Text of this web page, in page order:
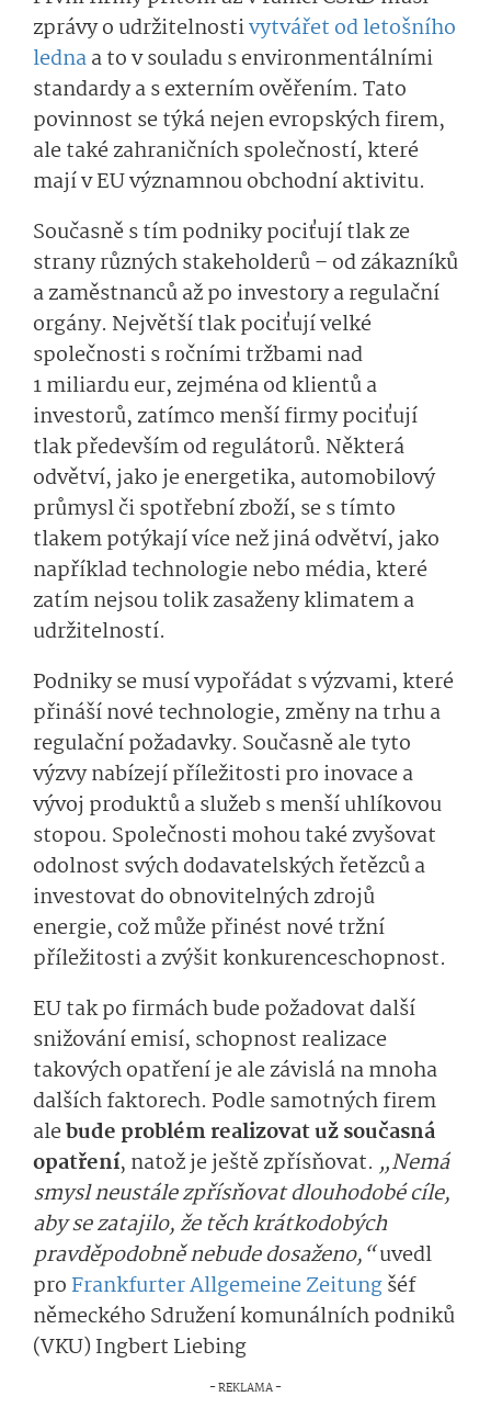
zprávy o udržitelnostivytvářet od letošního
lednaa to v souladu s environmentálními
standardy a s externím ověřením. Tato
povinnost se týká nejen evropských firem,
ale také zahraničních společností, které
mají v EU významnou obchodní aktivitu.
Současně s tím podniky pociťují tlak ze
strany různých stakeholderů – od zákazníků
a zaměstnanců až po investory a regulační
orgány. Největší tlak pociťují velké
společnosti s ročními tržbami nad
1 miliardu eur, zejména od klientů a
investorů, zatímco menší firmy pociťují
tlak především od regulátorů. Některá
odvětví, jako je energetika, automobilový
průmysl či spotřební zboží, se s tímto
tlakem potýkají více než jiná odvětví, jako
například technologie nebo média, které
zatím nejsou tolik zasaženy klimatem a
udržitelností.
Podniky se musí vypořádat s výzvami, které
přináší nové technologie, změny na trhu a
regulační požadavky. Současně ale tyto
výzvy nabízejí příležitosti pro inovace a
vývoj produktů a služeb s menší uhlíkovou
stopou. Společnosti mohou také zvyšovat
odolnost svých dodavatelských řetězců a
investovat do obnovitelných zdrojů
energie, což může přinést nové tržní
příležitosti a zvýšit konkurenceschop­nost.
EU tak po firmách bude požadovat další
snižování emisí, schopnost realizace
takových opatření je ale závislá na mnoha
dalších faktorech. Podle samotných firem
alebude problém realizovat už současná
opatření, natož je ještě zpřísňovat. „Nemá
smysl neustále zpřísňovat dlouhodobé cíle,
aby se zatajilo, že těch krátkodobých
pravděpodobně nebude dosaženo,“uvedl
pro Frankfurter Allgemeine Zeitungšéf
německého Sdružení komunálních podniků
(VKU) Ingbert Liebing